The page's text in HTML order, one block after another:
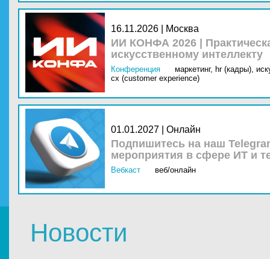
16.11.2026 | Москва
ИИ КОНФА 2026 |
искусственному интеллекту
Конференция маркетинг, hr (кадры),
cx (customer experience)
01.01.2027 | Онлайн
Подпишитесь на наш
мероприятия в сфере ИТ и
Вебкаст веб/онлайн
Новости